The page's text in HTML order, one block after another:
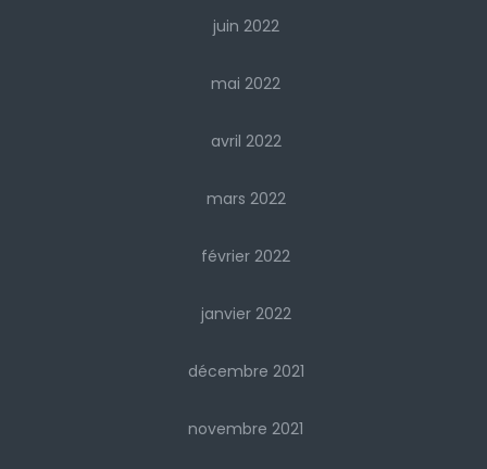
juin 2022
mai 2022
avril 2022
mars 2022
février 2022
janvier 2022
décembre 2021
novembre 2021